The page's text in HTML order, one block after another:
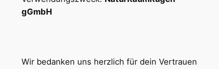
gGmbH
Wir bedanken uns herzlich für dein Vertrauen